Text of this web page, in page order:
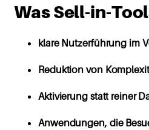
Was Sell-in-
klare Nutzerführung im
Reduktion von
Aktivierung statt reiner
Anwendungen, die